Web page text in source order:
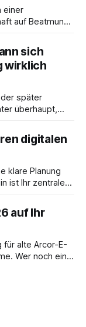
einer
auf Beatmung
schwierige
Klinik bleiben –
Sie
sich
wirklich
später
überhaupt,
Steuersoftware
meist
digitalen
klare Planung
ist Ihr zentraler
rund um
Leitfaden
Einstieg
auf Ihr
Wer noch eine
E-Mail & Cloud